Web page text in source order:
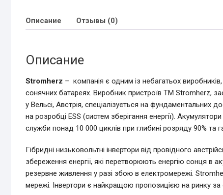
Описание Отзывы (0)
Описание
Stromherz – компанія є одним із небагатьох
сонячних батареях. Виробник пристроїв TM Stromherz,
у Вельсі, Австрія, спеціалізується на фундаментальних
на розробці ESS (систем зберігання енергії).
служби понад 10 000 циклів при глибині розряду 90% та
Гібридні низьковольтні інвертори від провідного
збереження енергії, які перетворюють енергію сонця в
резервне живлення у разі збою в електромережі.
мережі. Інвертори є найкращою пропозицією на ринку за